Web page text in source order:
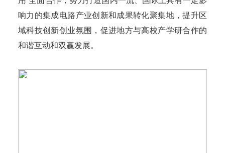
响力的集成电路产业创新和成果转化聚集地，提升区
域科技创新创业氛围，促进地方与高校产学研合作的
和谐互动和双赢发展。